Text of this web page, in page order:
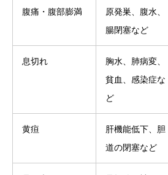
腹痛・腹部膨満
原発巣、腹水、
腸閉塞など
息切れ
胸水、肺病変、
貧血、感染症な
ど
黄疸
肝機能低下、胆
道の閉塞など